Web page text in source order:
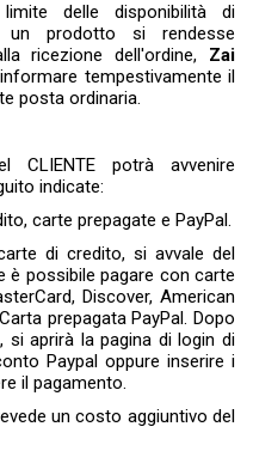
delle disponibilità di
prodotto si rendesse
ricezione dell'ordine, Zai
tempestivamente il
posta ordinaria.
CLIENTE potrà avvenire
indicate:
carte prepagate e PayPal.
di credito, si avvale del
è possibile pagare con carte
Discover, American
prepagata PayPal. Dopo
si aprirà la pagina di login di
Paypal oppure inserire i
il pagamento.
un costo aggiuntivo del